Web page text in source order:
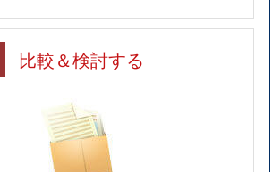
比較＆検討する